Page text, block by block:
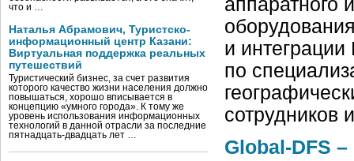
что и …
Наталья Абрамович, Туристско-
информационный центр Казани:
Виртуальная поддержка реальных
путешествий
Туристический бизнес, за счет развития
которого качество жизни населения должно
повышаться, хорошо вписывается в
концепцию «умного города». К тому же
уровень использования информационных
технологий в данной отрасли за последние
пятнадцать-двадцать лет …
и
по
сотрудников
Global-DFS